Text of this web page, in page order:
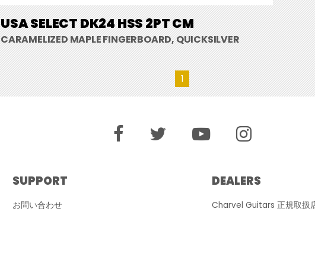
USA SELECT DK24 HSS 2PT CM
CARAMELIZED MAPLE FINGERBOARD, QUICKSILVER
1
SUPPORT
お問い合わせ
DEALERS
Charvel Guitars 正規取扱